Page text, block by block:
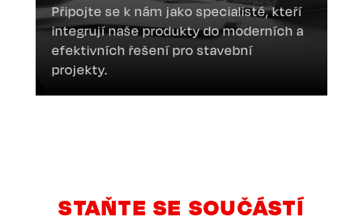
Připojte se k nám jako specialisté, kteří
integrují naše produkty do moderních a
efektivních řešení pro stavební
projekty.
STAŇTE SE SOUČÁSTÍ